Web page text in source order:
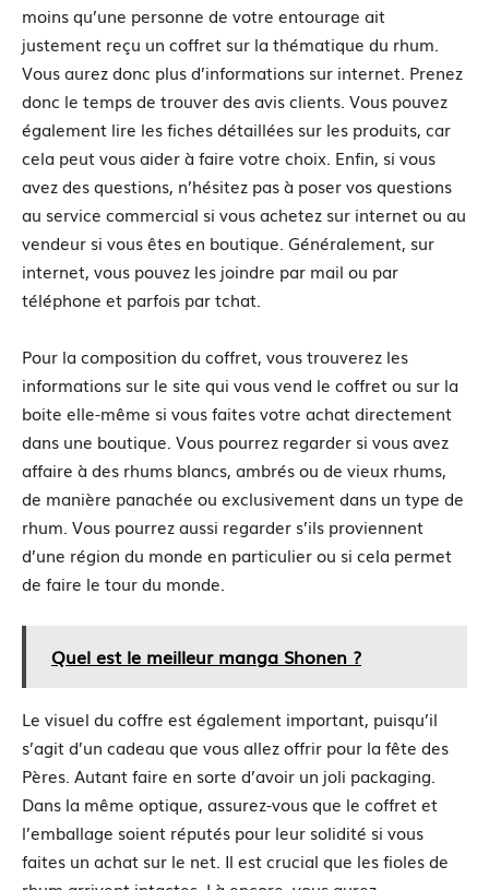
moins qu’une personne de votre entourage ait
justement reçu un coffret sur la thématique du rhum.
Vous aurez donc plus d’informations sur internet. Prenez
donc le temps de trouver des avis clients. Vous pouvez
également lire les fiches détaillées sur les produits, car
cela peut vous aider à faire votre choix. Enfin, si vous
avez des questions, n’hésitez pas à poser vos questions
au service commercial si vous achetez sur internet ou au
vendeur si vous êtes en boutique. Généralement, sur
internet, vous pouvez les joindre par mail ou par
téléphone et parfois par tchat.
Pour la composition du coffret, vous trouverez les
informations sur le site qui vous vend le coffret ou sur la
boite elle-même si vous faites votre achat directement
dans une boutique. Vous pourrez regarder si vous avez
affaire à des rhums blancs, ambrés ou de vieux rhums,
de manière panachée ou exclusivement dans un type de
rhum. Vous pourrez aussi regarder s’ils proviennent
d’une région du monde en particulier ou si cela permet
de faire le tour du monde.
Quel est le meilleur manga Shonen ?
Le visuel du coffre est également important, puisqu’il
s’agit d’un cadeau que vous allez offrir pour la fête des
Pères. Autant faire en sorte d’avoir un joli packaging.
Dans la même optique, assurez-vous que le coffret et
l’emballage soient réputés pour leur solidité si vous
faites un achat sur le net. Il est crucial que les fioles de